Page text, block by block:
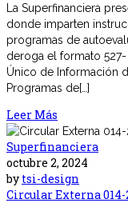
La Superfinanciera
donde imparten
programas de
deroga el formato
Único de Información
Programas de[…]
Leer Más
Superfinanciera
octubre 2, 2024
by tsi-design
Circular Externa